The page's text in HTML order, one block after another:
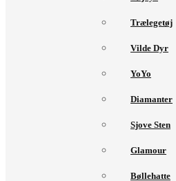
Trælegetøj
Vilde Dyr
YoYo
Diamanter
Sjove Sten
Glamour
Bøllehatte